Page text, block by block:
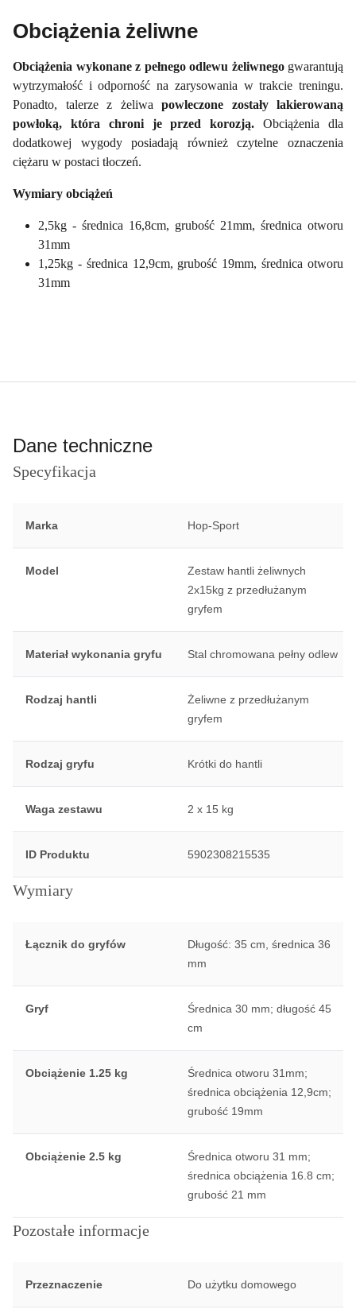
Obciążenia żeliwne
Obciążenia wykonane z pełnego odlewu żeliwnego gwarantują
wytrzymałość i odporność na zarysowania w trakcie treningu.
Ponadto, talerze z żeliwa powleczone zostały lakierowaną
powłoką, która chroni je przed korozją.Obciążenia dla
dodatkowej wygody posiadają również czytelne oznaczenia
ciężaru w postaci tłoczeń.
Wymiary obciążeń
2,5kg - średnica 16,8cm, grubość 21mm, średnica otworu
31mm
1,25kg - średnica 12,9cm, grubość 19mm, średnica otworu
31mm
Dane techniczne
Specyfikacja
Marka Hop-Sport
Model
Zestaw hantli żeliwnych
2x15kg z przedłużanym
gryfem
Materiał wykonania gryfu Stal chromowana pełny odlew
Rodzaj hantli
Żeliwne z przedłużanym
gryfem
Rodzaj gryfu Krótki do hantli
Waga zestawu 2 x 15 kg
ID Produktu 5902308215535
Wymiary
Łącznik do gryfów
Długość: 35 cm, średnica 36
mm
Gryf
Średnica 30 mm; długość 45
cm
Obciążenie 1.25 kg
Średnica otworu 31mm;
średnica obciążenia 12,9cm;
grubość 19mm
Obciążenie 2.5 kg
Średnica otworu 31 mm;
średnica obciążenia 16.8 cm;
grubość 21 mm
Pozostałe informacje
Przeznaczenie Do użytku domowego